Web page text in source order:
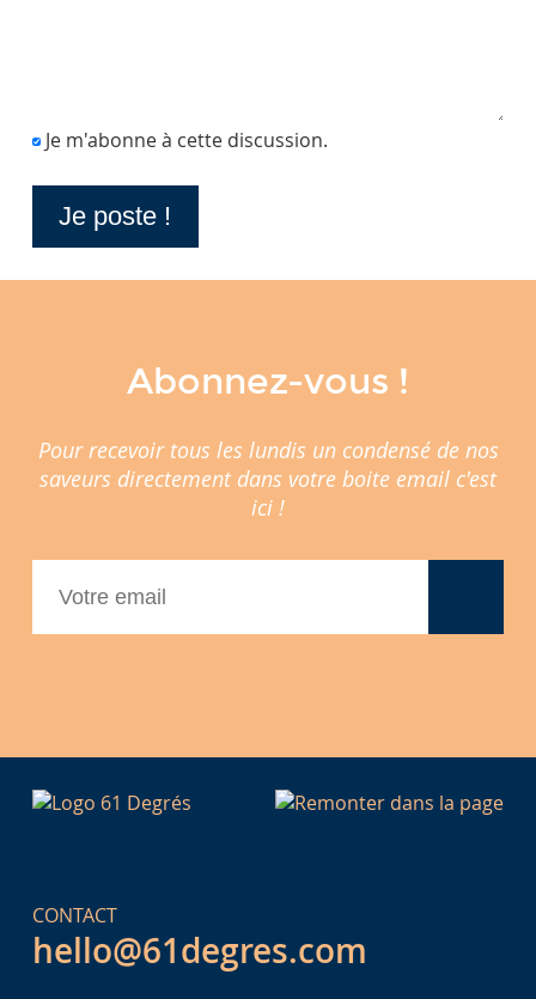
Je m'abonne à cette discussion.
Abonnez-vous !
Pour recevoir tous les lundis un condensé de nos
saveurs directement dans votre boite email c'est
ici !
CONTACT
hello@61degres.com